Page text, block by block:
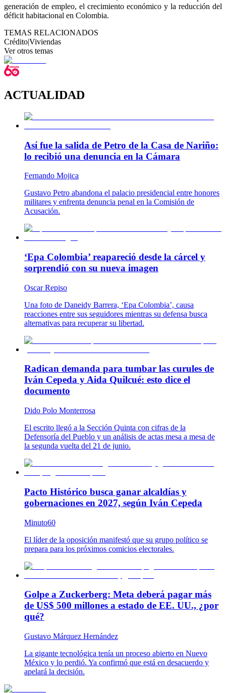
generación de empleo, el crecimiento económico y la reducción del
déficit habitacional en Colombia.
TEMAS RELACIONADOS
Crédito|Viviendas
Ver otros temas
ACTUALIDAD
Así fue la salida de Petro de la Casa de Nariño:
lo recibió una denuncia en la Cámara
Fernando Mojica
Gustavo Petro abandona el palacio presidencial entre honores
militares y enfrenta denuncia penal en la Comisión de
Acusación.
‘Epa Colombia’ reapareció desde la cárcel y
sorprendió con su nueva imagen
Oscar Repiso
Una foto de Daneidy Barrera, ‘Epa Colombia’, causa
reacciones entre sus seguidores mientras su defensa busca
alternativas para recuperar su libertad.
Radican demanda para tumbar las curules de
Iván Cepeda y Aida Quilcué: esto dice el
documento
Dido Polo Monterrosa
El escrito llegó a la Sección Quinta con cifras de la
Defensoría del Pueblo y un análisis de actas mesa a mesa de
la segunda vuelta del 21 de junio.
Pacto Histórico busca ganar alcaldías y
gobernaciones en 2027, según Iván Cepeda
Minuto60
El líder de la oposición manifestó que su grupo político se
prepara para los próximos comicios electorales.
Golpe a Zuckerberg: Meta deberá pagar más
de US$ 500 millones a estado de EE. UU., ¿por
qué?
Gustavo Márquez Hernández
La gigante tecnológica tenía un proceso abierto en Nuevo
México y lo perdió. Ya confirmó que está en desacuerdo y
apelará la decisión.